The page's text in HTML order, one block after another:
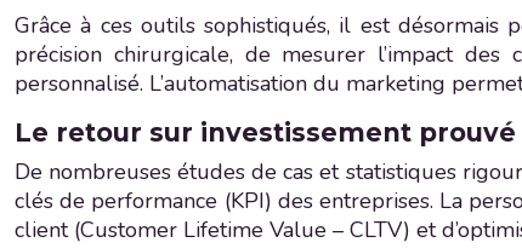
Grâce à ces outils sophistiqués, il est désormais
précision chirurgicale, de mesurer l’impact
personnalisé. L’automatisation du marketing
Le retour sur investissement
De nombreuses études de cas et statistiques
clés de performance (KPI) des entreprises. La
client (Customer Lifetime Value – CLTV) et